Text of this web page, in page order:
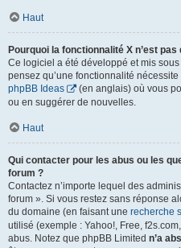
Haut
Pourquoi la fonctionnalité X n’est pas
Ce logiciel a été développé et mis
pensez qu’une fonctionnalité
phpBB Ideas
(en anglais) où vous
ou en suggérer de nouvelles.
Haut
Qui contacter pour les abus ou les
forum ?
Contactez n’importe lequel des
forum ». Si vous restez sans réponse
du domaine (en faisant une recherche
utilisé (exemple : Yahoo!, Free,
abus. Notez que phpBB Limited n’a